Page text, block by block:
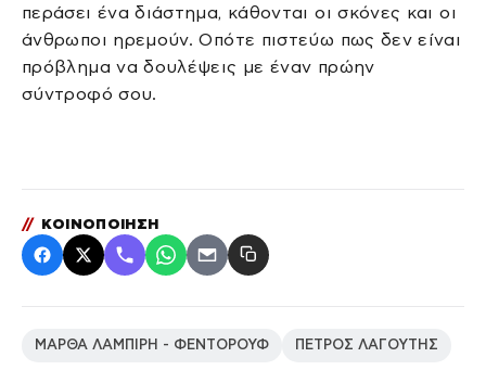
περάσει ένα διάστημα, κάθονται οι σκόνες και οι
άνθρωποι ηρεμούν. Οπότε πιστεύω πως δεν είναι
πρόβλημα να δουλέψεις με έναν πρώην
σύντροφό σου.
// ΚΟΙΝΟΠΟΙΗΣΗ
ΜΑΡΘΑ ΛΑΜΠΙΡΗ - ΦΕΝΤΟΡΟΥΦ ΠΕΤΡΟΣ ΛΑΓΟΥΤΗΣ